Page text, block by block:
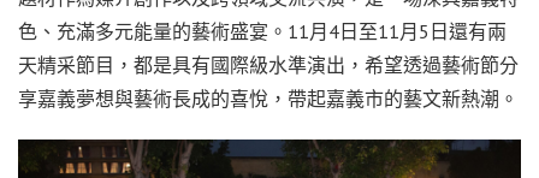
色、充滿多元能量的藝術盛宴。11月4日至11月5日還有兩
天精采節目，都是具有國際級水準演出，希望透過藝術節分
享嘉義夢想與藝術長成的喜悅，帶起嘉義市的藝文新熱潮。